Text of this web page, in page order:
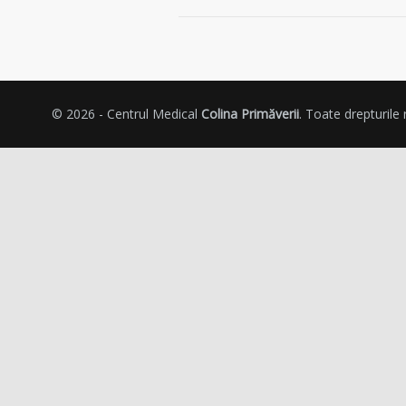
© 2026 - Centrul Medical Colina Primăverii. Toate drepturile